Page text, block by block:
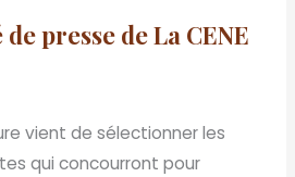
presse de La CENE
vient de sélectionner les
qui concourront pour